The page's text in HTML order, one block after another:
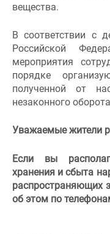
вещества.
В соответствии с
Российской
мероприятия
порядке
полученной от
незаконного
Уважаемые жители
Если вы
хранения и сбыта
распространяющих
об этом по